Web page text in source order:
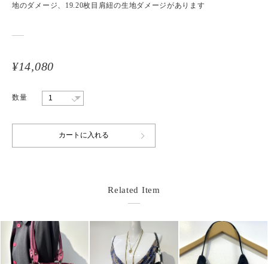
地のダメージ、19.20枚目肩紐の生地ダメージがあります
¥14,080
数量
Related Item